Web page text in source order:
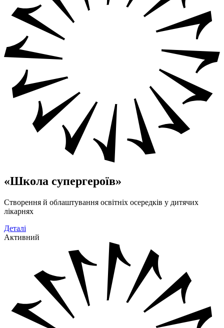
«Школа супергероїв»
Створення й облаштування освітніх осередків у дитячих
лікарнях
Деталі
Активний